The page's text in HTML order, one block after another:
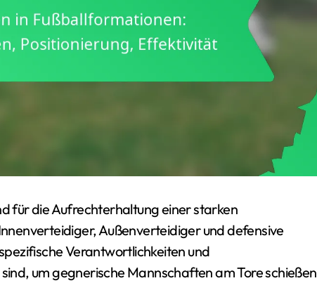
für die Aufrechterhaltung einer starken
Außenverteidiger und defensive
Verantwortlichkeiten und
um gegnerische Mannschaften am Tore schießen